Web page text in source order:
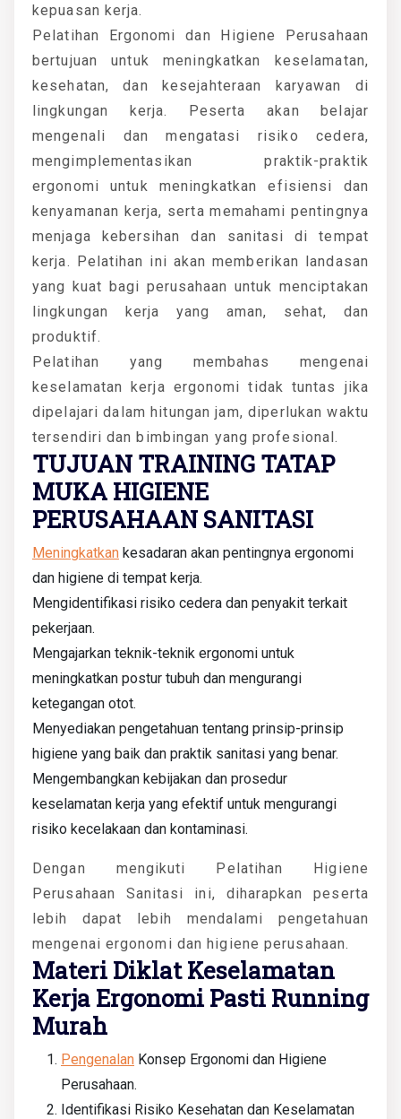
kepuasan kerja.
Pelatihan Ergonomi dan Higiene Perusahaan
bertujuan untuk meningkatkan keselamatan,
kesehatan, dan kesejahteraan karyawan di
lingkungan kerja. Peserta akan belajar
mengenali dan mengatasi risiko cedera,
mengimplementasikan praktik-praktik
ergonomi untuk meningkatkan efisiensi dan
kenyamanan kerja, serta memahami pentingnya
menjaga kebersihan dan sanitasi di tempat
kerja. Pelatihan ini akan memberikan landasan
yang kuat bagi perusahaan untuk menciptakan
lingkungan kerja yang aman, sehat, dan
produktif.
Pelatihan yang membahas mengenai
keselamatan kerja ergonomi tidak tuntas jika
dipelajari dalam hitungan jam, diperlukan waktu
tersendiri dan bimbingan yang profesional.
TUJUAN TRAINING TATAP
MUKA HIGIENE
PERUSAHAAN SANITASI
Meningkatkan kesadaran akan pentingnya ergonomi
dan higiene di tempat kerja.
Mengidentifikasi risiko cedera dan penyakit terkait
pekerjaan.
Mengajarkan teknik-teknik ergonomi untuk
meningkatkan postur tubuh dan mengurangi
ketegangan otot.
Menyediakan pengetahuan tentang prinsip-prinsip
higiene yang baik dan praktik sanitasi yang benar.
Mengembangkan kebijakan dan prosedur
keselamatan kerja yang efektif untuk mengurangi
risiko kecelakaan dan kontaminasi.
Dengan mengikuti Pelatihan Higiene
Perusahaan Sanitasi ini, diharapkan peserta
lebih dapat lebih mendalami pengetahuan
mengenai ergonomi dan higiene perusahaan.
Materi Diklat Keselamatan
Kerja Ergonomi Pasti Running
Murah
Pengenalan Konsep Ergonomi dan Higiene
Perusahaan.
Identifikasi Risiko Kesehatan dan Keselamatan